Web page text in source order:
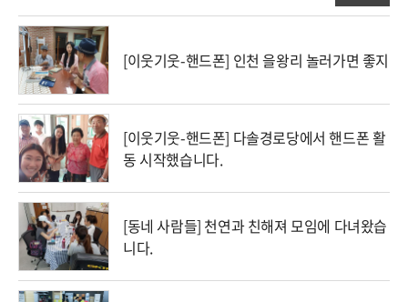
[이웃기웃-핸드폰] 인천 을왕리 놀러가면 좋지
[이웃기웃-핸드폰] 다솔경로당에서 핸드폰 활
동 시작했습니다.
[동네 사람들] 천연과 친해져 모임에 다녀왔습
니다.